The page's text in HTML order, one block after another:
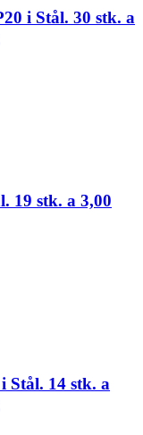
i Stål. 30 stk. a
19 stk. a 3,00
Stål. 14 stk. a